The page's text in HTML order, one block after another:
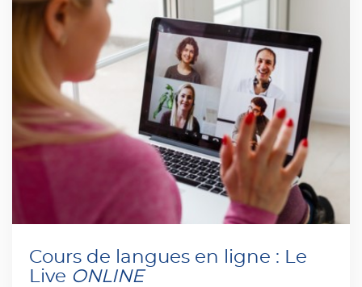
Cours de langues en ligne : Le
Live ONLINE